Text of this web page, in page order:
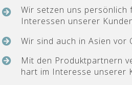
Wir setzen uns persönlich
Interessen unserer
Wir sind auch in Asien vor
Mit den Produktpartnern
hart im Interesse unserer